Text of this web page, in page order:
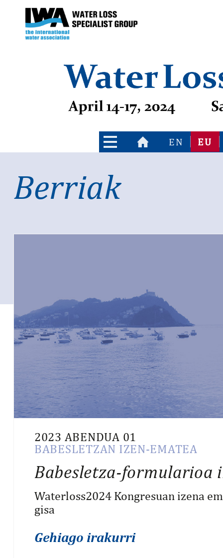
Indize nagusira jo
Edukietara jo
EN EU
Berriak
2023 ABENDUA 01
BABESLETZAN IZEN-EMATEA
Babesletza-formularioa
Waterloss2024 Kongresuan izena
gisa
Gehiago irakurri